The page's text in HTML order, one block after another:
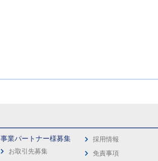
事業パートナー様募集
お取引先募集
採用情報
免責事項